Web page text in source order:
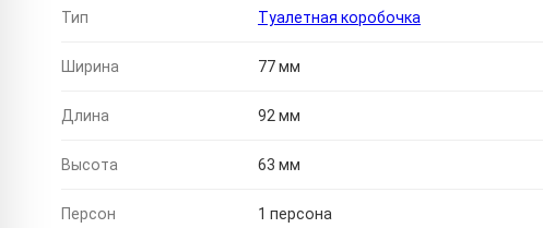
Тип Туалетная коробочка
Ширина 77 мм
Длина 92 мм
Высота 63 мм
Персон 1 персона